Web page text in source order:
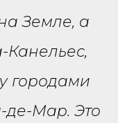
Земле, а
городами
де-Мар. Это